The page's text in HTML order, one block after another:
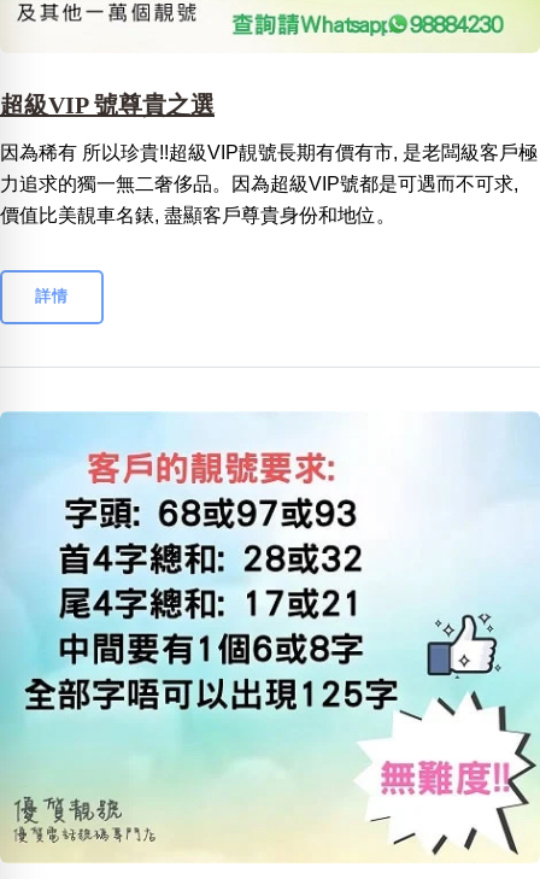
超級VIP 號尊貴之選
因為稀有 所以珍貴!!超級VIP靚號長期有價有市, 是老闆級客戶極
力追求的獨一無二奢侈品。因為超級VIP號都是可遇而不可求,
價值比美靚車名錶, 盡顯客戶尊貴身份和地位。
詳情